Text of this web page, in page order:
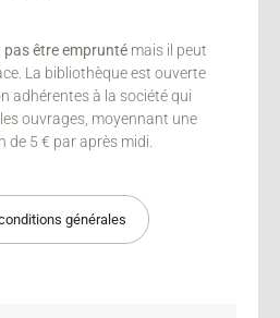
pas être empruntémais il peut
La bibliothèque est ouverte
adhérentes à la société qui
ouvrages, moyennant une
de 5 € par après midi.
générales